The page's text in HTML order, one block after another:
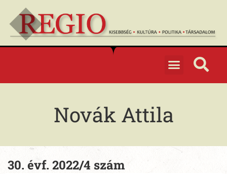
Novák Attila
30. évf. 2022/4 szám